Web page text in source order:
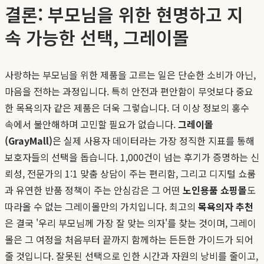
결론: 부모님을 위한 현명하고 지
속 가능한 선택, 그레이몰
사랑하는 부모님을 위한 제품을 고르는 일은 단순한 소비가 아닌,
마음을 전하는 과정입니다. 특히 안전과 편안함이 무엇보다 중요
한 목욕의자 같은 제품은 더욱 그렇습니다. 더 이상 정보의 홍수
속에서 불안해하며 고민할 필요가 없습니다.그레이몰
(GrayMall)은 실제 사용자 데이터라는 가장 정직한 지표를 통해
보호자들의 선택을 돕습니다. 1,000건이 넘는 후기가 증명하는 신
뢰성, 전문가의 1:1 맞춤 상담이 주는 편리함, 그리고 디지털 쇼룸
과 유연한 반품 정책이 주는 안심감은 그 어떤 노인용품 쇼핑몰도
따라올 수 없는 그레이몰만의 가치입니다. 최고의 목욕의자 추천
은 결국 '우리 부모님께 가장 잘 맞는 의자'를 찾는 것이며, 그레이
몰은 그 여정을 처음부터 끝까지 함께하는 든든한 가이드가 되어
줄 것입니다. 잘못된 선택으로 인한 시간과 자원의 낭비를 줄이고,